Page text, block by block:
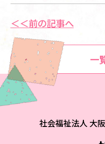
＜＜前の記事へ
一
社会福祉法人 大